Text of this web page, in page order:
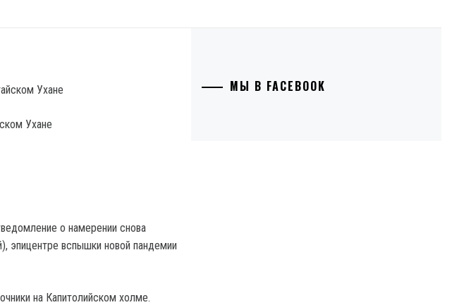
Ухане
о намерении снова
эпицентре вспышки новой пандемии
на Капитолийском холме.
МЫ В FACEBOOK